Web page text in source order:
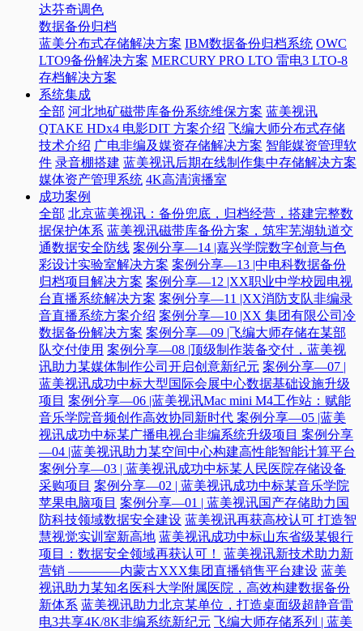
达芬奇调色
数据备份归档
蓝美分布式存储解决方案 IBM数据备份归档系统 OWC
LTO9备份解决方案 MERCURY PRO LTO 雷电3 LTO-8
存档解决方案
系统集成
全部 河北地矿磁带库备份系统维保方案 蓝美视讯
QTAKE HDx4 电影DIT 方案介绍 飞编大师分布式存储
技术介绍 广电非编及媒资存储解决方案 智能媒资管理软
件 录音棚搭建 蓝美视讯后期在线制作集中存储解决方案
媒体资产管理系统 4K高清演播室
成功案例
全部 北京蓝美视讯：备份兜底，归档经营，搭建完整数
据保护体系 蓝美视讯磁带库备份方案，筑牢芜湖轨道交
通数据安全防线 案例分享—14 |嘉兴学院数字创意与色
彩设计实验室解决方案 案例分享—13 |中电科数据备份
归档项目解决方案 案例分享—12 |XX职业中学校园电视
台直播系统解决方案 案例分享—11 |XX消防支队非编录
音直播系统方案介绍 案例分享—10 |XX 集团有限公司冷
数据备份解决方案 案例分享—09 |飞编大师存储在某部
队交付使用 案例分享—08 |顶级制作装备交付，蓝美视
讯助力某媒体制作公司开启创意新纪元 案例分享—07 |
蓝美视讯成功中标大型国际会展中心数据基础设施升级
项目 案例分享—06 |蓝美视讯Mac mini M4工作站：赋能
音乐学院音频创作高效协同新时代​ 案例分享—05 |蓝美
视讯成功中标某广播电视台非编系统升级项目​ 案例分享
—04 |蓝美视讯助力某空间中心构建高性能智能计算平台​
案例分享—03 | 蓝美视讯成功中标某人民医院存储设备
采购项目 案例分享—02 | 蓝美视讯成功中标某音乐学院
苹果电脑项目 案例分享—01 | 蓝美视讯国产存储助力国
防科技领域数据安全建设 蓝美视讯再获高校认可 打造智
慧视觉实训室新高地 蓝美视讯成功中标山东省级某银行
项目：数据安全领域再获认可！
蓝美视讯新技术助力新
营销 ————内蒙古XXX集团直播销售平台建设 蓝美
视讯助力某知名医科大学附属医院，高效构建数据备份
新体系 蓝美视讯助力北京某单位，打造桌面级超静音雷
电3共享4K/8K非编系统新纪元 飞编大师存储系列 | 蓝美